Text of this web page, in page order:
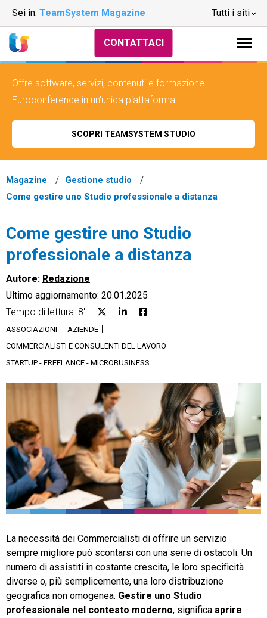
Sei in: TeamSystem Magazine Tutti i siti
CRM
Ecommerce
Email Marketing
Financial Solutions
HR
Trust Services
TeamSystem Store
CONTATTACI
Offre software, servizi, contenuti e formazione
Euroconference in un'unica piattaforma.
SCOPRI TEAMSYSTEM STUDIO
Magazine
Gestione studio
Come gestire uno Studio professionale a distanza
Come gestire uno Studio
professionale a distanza
Autore: Redazione
Ultimo aggiornamento: 20.01.2025
Tempo di lettura: 8'
ASSOCIAZIONI
AZIENDE
COMMERCIALISTI E CONSULENTI DEL LAVORO
STARTUP - FREELANCE - MICROBUSINESS
La necessità dei Commercialisti di offrire un servizio
sempre migliore può scontarsi con una serie di ostacoli. Un
numero di assistiti in costante crescita, le loro specificità
diverse o, più semplicemente, una loro distribuzione
geografica non omogenea. Gestire uno Studio
professionale nel contesto moderno, significa aprire